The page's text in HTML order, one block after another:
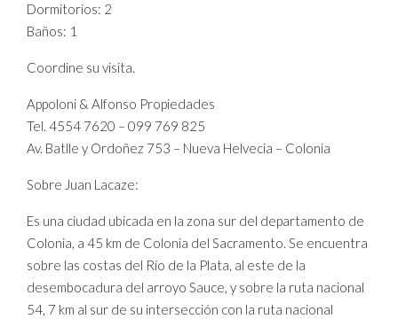
Dormitorios: 2
Baños: 1
Coordine su visita.
Appoloni & Alfonso Propiedades
Tel. 4554 7620 – 099 769 825
Av. Batlle y Ordoñez 753 – Nueva Helvecia – Colonia
Sobre Juan Lacaze:
Es una ciudad ubicada en la zona sur del departamento de
Colonia, a 45 km de Colonia del Sacramento. Se encuentra
sobre las costas del Río de la Plata, al este de la
desembocadura del arroyo Sauce, y sobre la ruta nacional
54, 7 km al sur de su intersección con la ruta nacional